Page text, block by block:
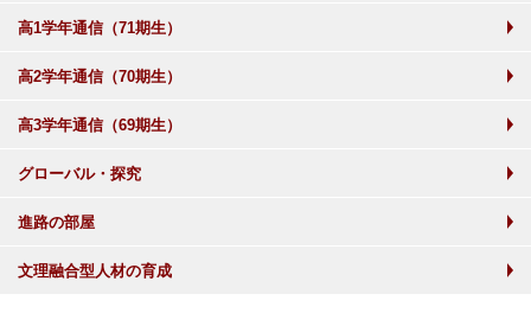
高1学年通信（71期生）
高2学年通信（70期生）
高3学年通信（69期生）
グローバル・探究
進路の部屋
文理融合型人材の育成